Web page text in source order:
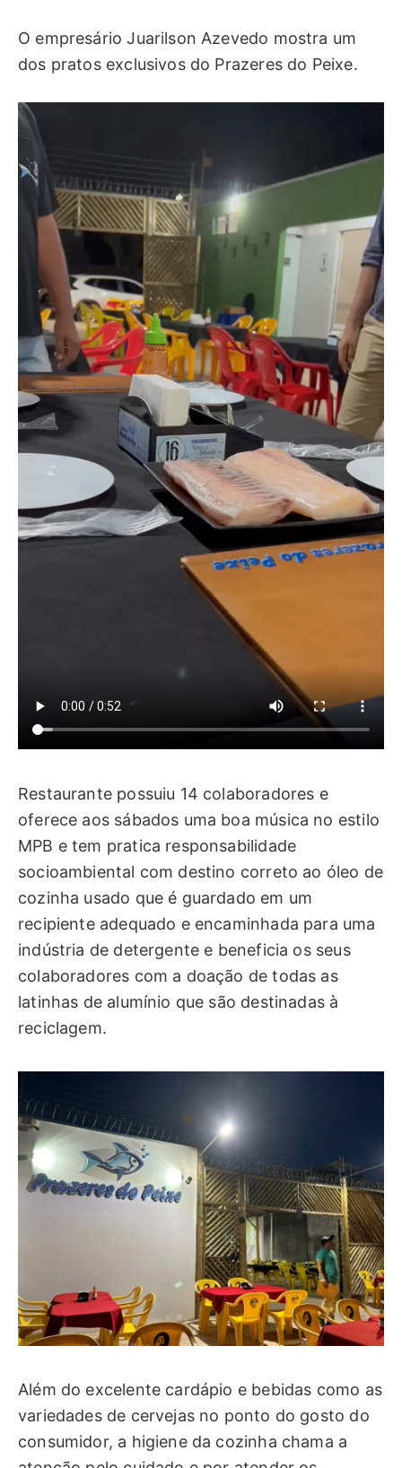
O empresário Juarilson Azevedo mostra um
dos pratos exclusivos do Prazeres do Peixe.
Restaurante possuiu 14 colaboradores e
oferece aos sábados uma boa música no estilo
MPB e tem pratica responsabilidade
socioambiental com destino correto ao óleo de
cozinha usado que é guardado em um
recipiente adequado e encaminhada para uma
indústria de detergente e beneficia os seus
colaboradores com a doação de todas as
latinhas de alumínio que são destinadas à
reciclagem.
Além do excelente cardápio e bebidas como as
variedades de cervejas no ponto do gosto do
consumidor, a higiene da cozinha chama a